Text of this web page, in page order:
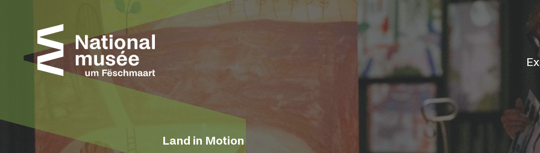
Land in Motion